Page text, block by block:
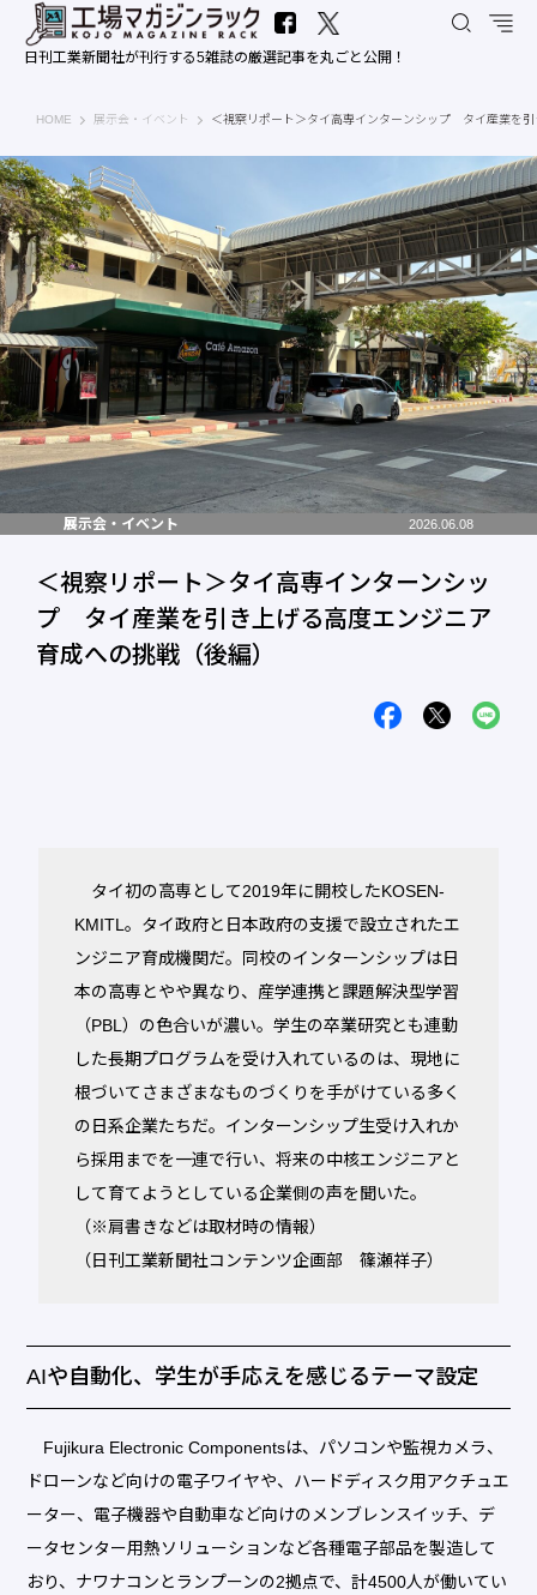
日刊工業新聞社が刊行する5雑誌の厳選記事を丸ごと公開！
HOME 工場マガジンラック｜日刊工業新聞社
展示会・イベント ＜視察リポート＞タイ高専インターンシップ タイ産業を
展示会・イベント 2026.06.08
＜視察リポート＞タイ高専インターンシッ
プ タイ産業を引き上げる高度エンジニア
育成への挑戦（後編）
タイ初の高専として2019年に開校したKOSEN-
KMITL。タイ政府と日本政府の支援で設立されたエ
ンジニア育成機関だ。同校のインターンシップは日
本の高専とやや異なり、産学連携と課題解決型学習
（PBL）の色合いが濃い。学生の卒業研究とも連動
した長期プログラムを受け入れているのは、現地に
根づいてさまざまなものづくりを手がけている多く
の日系企業たちだ。インターンシップ生受け入れか
ら採用までを一連で行い、将来の中核エンジニアと
して育てようとしている企業側の声を聞いた。
（※肩書きなどは取材時の情報）
（日刊工業新聞社コンテンツ企画部 篠瀬祥子）
AIや自動化、学生が手応えを感じるテーマ設定
Fujikura Electronic Componentsは、パソコンや監視カメラ、
ドローンなど向けの電子ワイヤや、ハードディスク用アクチュエ
ーター、電子機器や自動車など向けのメンブレンスイッチ、デ
ータセンター用熱ソリューションなど各種電子部品を製造して
おり、ナワナコンとランプーンの2拠点で、計4500人が働いてい